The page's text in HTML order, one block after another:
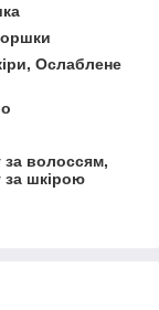
Ослаблене
за волоссям,
за шкірою